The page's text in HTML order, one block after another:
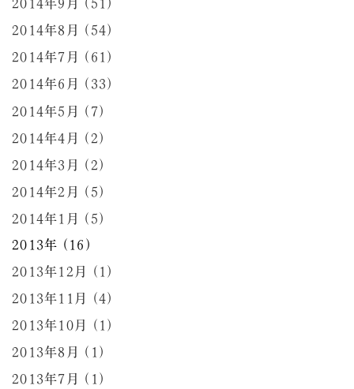
2014年9月 (51)
2014年8月 (54)
2014年7月 (61)
2014年6月 (33)
2014年5月 (7)
2014年4月 (2)
2014年3月 (2)
2014年2月 (5)
2014年1月 (5)
2013年 (16)
2013年12月 (1)
2013年11月 (4)
2013年10月 (1)
2013年8月 (1)
2013年7月 (1)